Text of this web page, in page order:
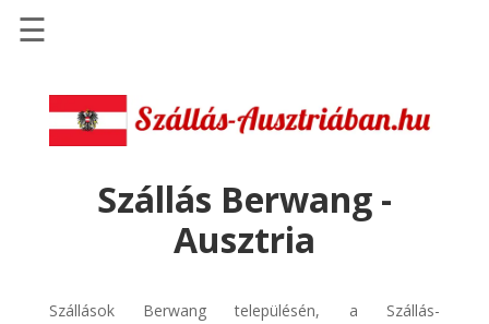
Szállások
Szállásinfo.eu
Repülőjegy
pénzvisszatérítéssel
☰
Szállás Berwang -
Ausztria
Szállások Berwang településén, a Szállás-